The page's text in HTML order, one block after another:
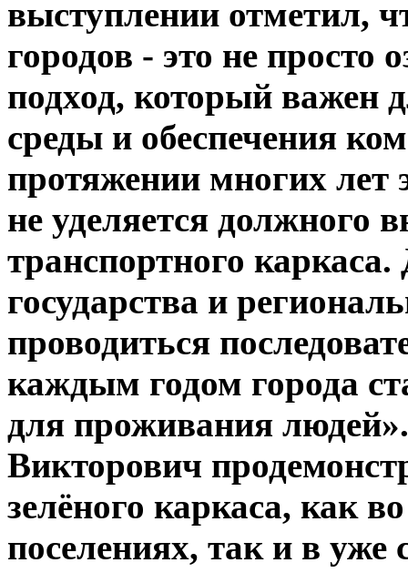
выступлении отметил,
городов - это не просто
подход, который важен
среды и обеспечения
протяжении многих лет
не уделяется должного
транспортного
государства и
проводиться
каждым годом города
для проживания
Викторович
зелёного каркаса, как
поселениях, так и в